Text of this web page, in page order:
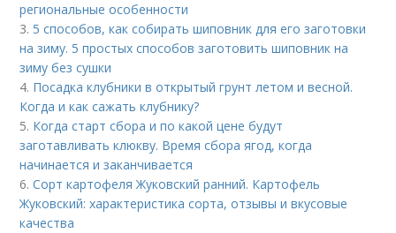
региональные особенности
3. 5 способов, как собирать шиповник для его заготовки
на зиму. 5 простых способов заготовить шиповник на
зиму без сушки
4. Посадка клубники в открытый грунт летом и весной.
Когда и как сажать клубнику?
5. Когда старт сбора и по какой цене будут
заготавливать клюкву. Время сбора ягод, когда
начинается и заканчивается
6.Сорт картофеля Жуковский ранний. Картофель
Жуковский: характеристика сорта, отзывы и вкусовые
качества